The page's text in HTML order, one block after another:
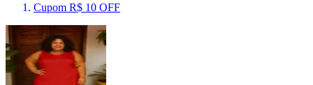
Cupom R$ 10 OFF